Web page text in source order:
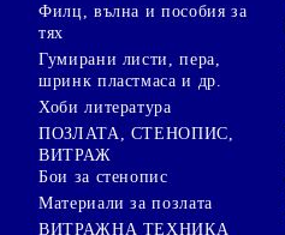
Филц, вълна и пособия за
тях
Гумирани листи, пера,
шринк пластмаса и др.
Хоби литература
ПОЗЛАТА, СТЕНОПИС,
ВИТРАЖ
Бои за стенопис
Материали за позлата
ВИТРАЖНА ТЕХНИКА